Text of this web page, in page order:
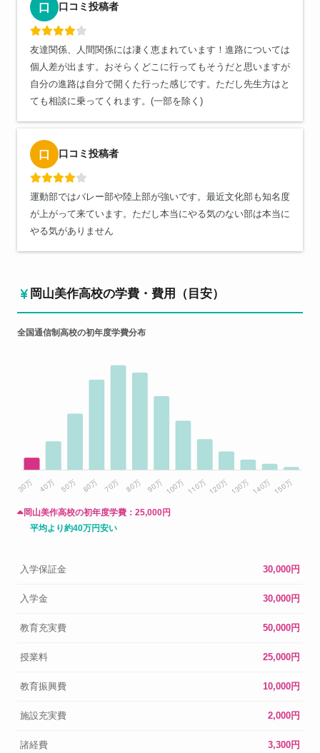
口 口コミ投稿者
友達関係、人間関係には凄く恵まれています！進路については
個人差が出ます。おそらくどこに行ってもそうだと思いますが
自分の進路は自分で開くた行った感じです。ただし先生方はと
ても相談に乗ってくれます。(一部を除く)
口 口コミ投稿者
運動部ではバレー部や陸上部が強いです。最近文化部も知名度
が上がって来ています。ただし本当にやる気のない部は本当に
やる気がありません
岡山美作高校の学費・費用（目安）
全国通信制高校の初年度学費分布
岡山美作高校の初年度学費： 25,000円
平均より約40万円安い
入学保証金 30,000円
入学金 30,000円
教育充実費 50,000円
授業料 25,000円
教育振興費 10,000円
施設充実費 2,000円
諸経費 3,300円